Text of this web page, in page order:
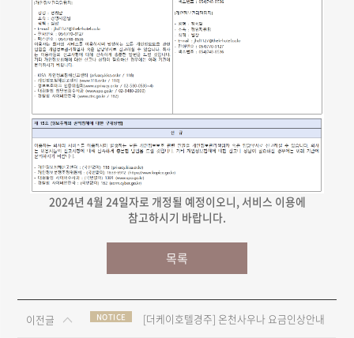
2024년 4월 24일자로 개정될 예정이오니, 서비스 이용에
참고하시기 바랍니다.
목록
이전글 NOTICE [더케이호텔경주] 온천사우나 요금인상안내